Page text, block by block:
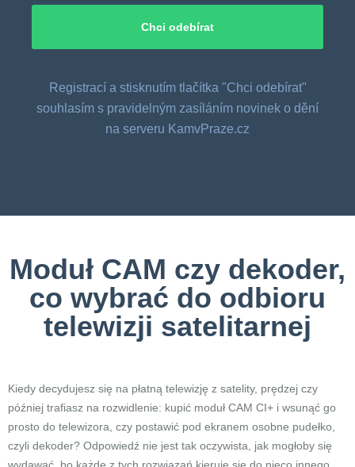
Registrací a stisknutím tlačítka "Chci odebírat"
souhlasím s pravidelným zasíláním novinek o dění
na serveru KamvPraze.cz
Moduł CAM czy dekoder,
co wybrać do odbioru
telewizji satelitarnej
Kiedy decydujesz się na płatną telewizję z satelity, prędzej czy
później trafiasz na rozwidlenie: kupić moduł CAM CI+ i wsunąć go
prosto do telewizora, czy postawić pod ekranem osobne pudełko,
czyli dekoder? Odpowiedź nie jest tak oczywista, jak mogłoby się